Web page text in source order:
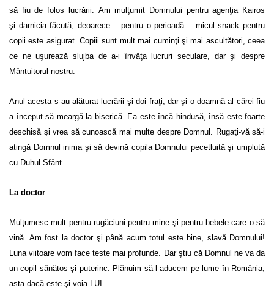
să fiu de folos lucrării. Am mulţumit Domnului pentru agenţia Kairos
şi darnicia făcută, deoarece – pentru o perioadă – micul snack pentru
copii este asigurat. Copiii sunt mult mai cuminţi şi mai ascultători, ceea
ce ne uşurează slujba de a-i învăţa lucruri seculare, dar şi despre
Mântuitorul nostru.
Anul acesta s-au alăturat lucrării şi doi fraţi, dar şi o doamnă al cărei fiu
a început să meargă la biserică. Ea este încă hindusă, însă este foarte
deschisă şi vrea să cunoască mai multe despre Domnul. Rugaţi-vă să-i
atingă Domnul inima şi să devină copila Domnului pecetluită şi umplută
cu Duhul Sfânt.
La doctor
Mulţumesc mult pentru rugăciuni pentru mine şi pentru bebele care o să
vină. Am fost la doctor şi până acum totul este bine, slavă Domnului!
Luna viitoare vom face teste mai profunde. Dar ştiu că Domnul ne va da
un copil sănătos şi puterinc. Plănuim să-l aducem pe lume în România,
asta dacă este şi voia LUI.